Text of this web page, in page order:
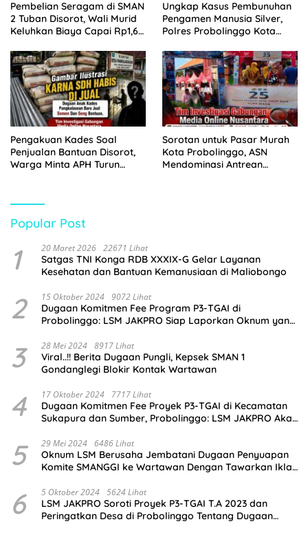
Pembelian Seragam di SMAN
2 Tuban Disorot, Wali Murid
Keluhkan Biaya Capai Rp1,6
Ungkap Kasus Pembunuhan
Pengamen Manusia Silver,
Polres Probolinggo Kota
Pengakuan Kades Soal
Penjualan Bantuan Disorot,
Warga Minta APH Turun
Sorotan untuk Pasar Murah
Kota Probolinggo, ASN
Mendominasi Antrean
Popular Post
1 20 Maret 2026 22671 Lihat
Satgas TNI Konga RDB XXXIX-G Gelar Layanan
Kesehatan dan Bantuan Kemanusiaan di Maliobongo
2 15 Oktober 2024 9072 Lihat
Dugaan Komitmen Fee Program P3-TGAI di
Probolinggo: LSM JAKPRO Siap Laporkan Oknum yang
3 28 Mei 2024 8917 Lihat
Viral..!! Berita Dugaan Pungli, Kepsek SMAN 1
Gondanglegi Blokir Kontak Wartawan
4 17 Oktober 2024 7717 Lihat
Dugaan Komitmen Fee Proyek P3-TGAI di Kecamatan
Sukapura dan Sumber, Probolinggo: LSM JAKPRO Akan
5 29 Mei 2024 6486 Lihat
Oknum LSM Berusaha Jembatani Dugaan Penyuapan
Komite SMANGGI ke Wartawan Dengan Tawarkan Iklan
6 5 Oktober 2024 5624 Lihat
LSM JAKPRO Soroti Proyek P3-TGAI T.A 2023 dan
Peringatkan Desa di Probolinggo Tentang Dugaan